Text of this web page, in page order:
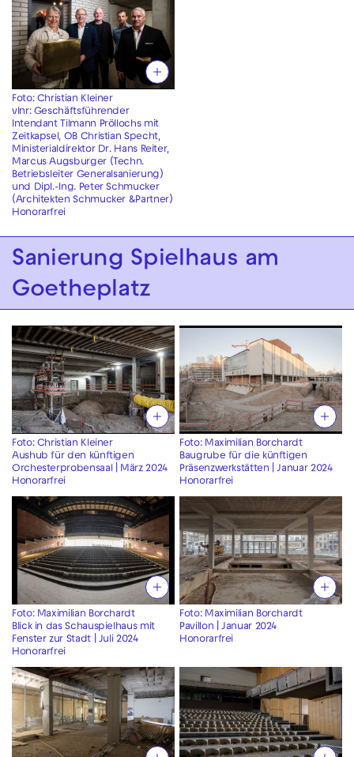
Foto: Christian Kleiner
vlnr: Geschäftsführender
Intendant Tilmann Pröllochs mit
Zeitkapsel, OB Christian Specht,
Ministerialdirektor Dr. Hans Reiter,
Marcus Augsburger (Techn.
Betriebsleiter Generalsanierung)
und Dipl.-Ing. Peter Schmucker
(Architekten Schmucker &Partner)
Honorarfrei
Sanierung Spielhaus am
Goetheplatz
Foto: Christian Kleiner
Aushub für den künftigen
Orchesterprobensaal | März 2024
Honorarfrei
Foto: Maximilian Borchardt
Baugrube für die künftigen
Präsenzwerkstätten | Januar 2024
Honorarfrei
Foto: Maximilian Borchardt
Blick in das Schauspielhaus mit
Fenster zur Stadt | Juli 2024
Honorarfrei
Foto: Maximilian Borchardt
Pavillon | Januar 2024
Honorarfrei